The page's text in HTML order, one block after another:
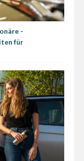
-
für